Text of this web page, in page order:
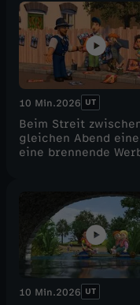
10 Min.2026 UT
Beim Streit
gleichen Abend
eine brennende
10 Min.2026 UT